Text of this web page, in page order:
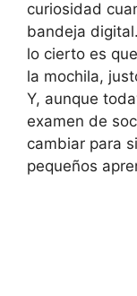
curiosidad
bandeja
lo cierto es
la mochila,
Y, aunque
examen de
cambiar para
pequeños